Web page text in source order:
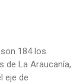
184 los
de La Araucanía,
eje de